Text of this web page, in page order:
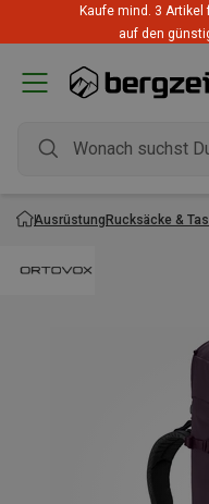
Kaufe mind. 3 Artikel
auf den
AusrüstungRucksäcke &